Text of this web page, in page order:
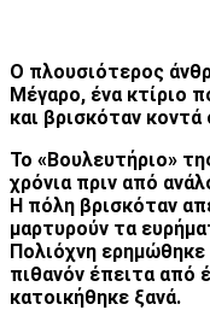
Ο πλουσιότερος
Μέγαρο, ένα κτίριο
και βρισκόταν
Το «Βουλευτήριο»
χρόνια πριν από
Η πόλη βρισκόταν
μαρτυρούν τα
Πολιόχνη
πιθανόν έπειτα από
κατοικήθηκε ξανά.